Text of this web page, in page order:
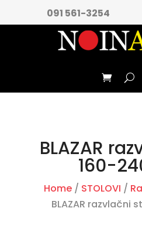
091 561-3254
BLAZAR
160-
Home / STOLOVI /
BLAZAR razvlačni